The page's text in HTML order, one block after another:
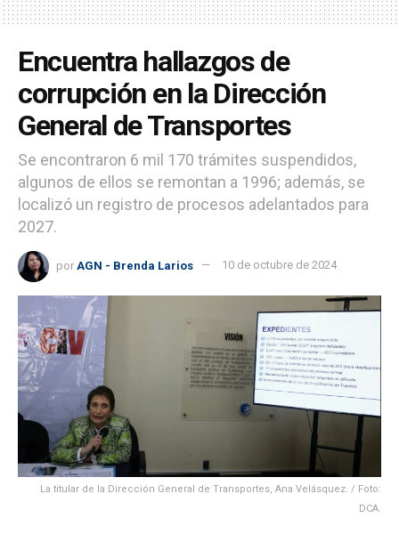
Encuentra hallazgos de
corrupción en la Dirección
General de Transportes
Se encontraron 6 mil 170 trámites suspendidos,
algunos de ellos se remontan a 1996; además, se
localizó un registro de procesos adelantados para
2027.
por AGN - Brenda Larios 10 de octubre de 2024
La titular de la Dirección General de Transportes, Ana Velásquez. / Foto:
DCA.